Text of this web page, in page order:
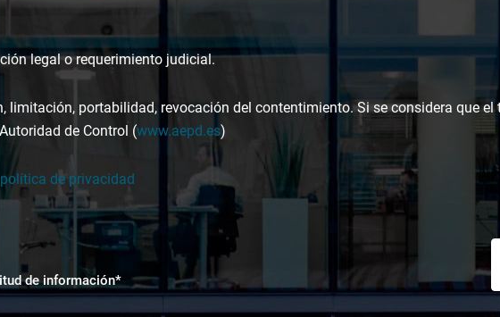
legal o requerimiento judicial.
limitación, portabilidad, revocación del contentimiento. Si se considera que
de Control (www.aepd.es)
política de privacidad
de información*